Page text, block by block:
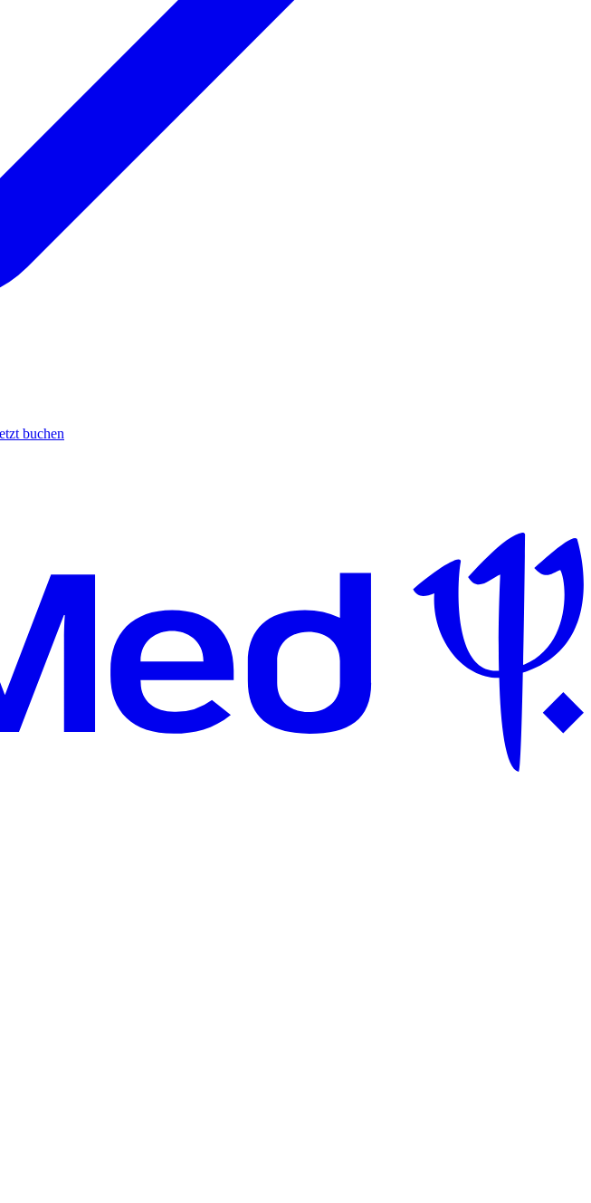
etzt buchen